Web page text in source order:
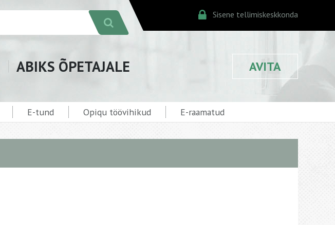
Sisene tellimiskeskkonda
ABIKS ÕPETAJALE AVITA
E-tund Opiqu töövihikud E-raamatud